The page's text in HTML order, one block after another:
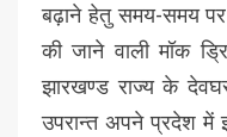
बढ़ाने हेतु समय-समय
की जाने वाली मॉक
झारखण्ड राज्य के
उपरान्त अपने प्रदेश में